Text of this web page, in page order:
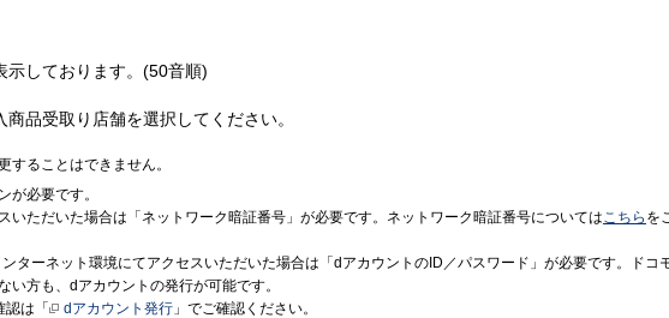
示しております。(50音順)
品受取り店舗を選択してください。
することはできません。
が必要です。
いただいた場合は「ネットワーク暗証番号」が必要です。ネットワーク暗証番号についてはこちら を
ターネット環境にてアクセスいただいた場合は「dアカウントのID／パスワード」が必要です。ドコ
い方も、dアカウントの発行が可能です。
は「
dアカウント発行 」でご確認ください。